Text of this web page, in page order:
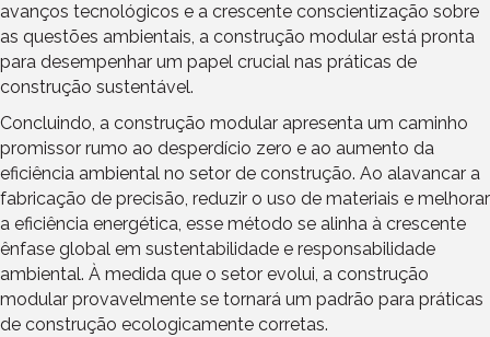
avanços tecnológicos e a crescente conscientização sobre
as questões ambientais, a construção modular está pronta
para desempenhar um papel crucial nas práticas de
construção sustentável.
Concluindo, a construção modular apresenta um caminho
promissor rumo ao desperdício zero e ao aumento da
eficiência ambiental no setor de construção. Ao alavancar a
fabricação de precisão, reduzir o uso de materiais e melhorar
a eficiência energética, esse método se alinha à crescente
ênfase global em sustentabilidade e responsabilidade
ambiental. À medida que o setor evolui, a construção
modular provavelmente se tornará um padrão para práticas
de construção ecologicamente corretas.